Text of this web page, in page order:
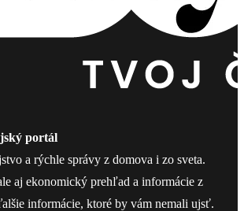
portál
a rýchle správy z domova i zo sveta.
aj ekonomický prehľad a informácie z
informácie, ktoré by vám nemali ujsť.